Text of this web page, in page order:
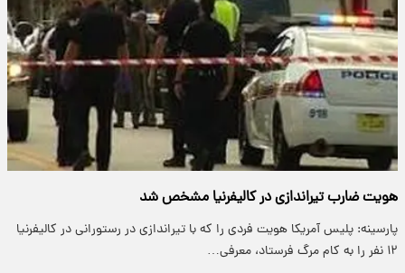
هویت ضارب تیراندازی در کالیفرنیا مشخص شد
پارسینه: ​پلیس آمریکا هویت فردی را که با تیراندازی در رستورانی در کالیفرنیا
۱۲ نفر را به کام مرگ فرستاد، معرفی…